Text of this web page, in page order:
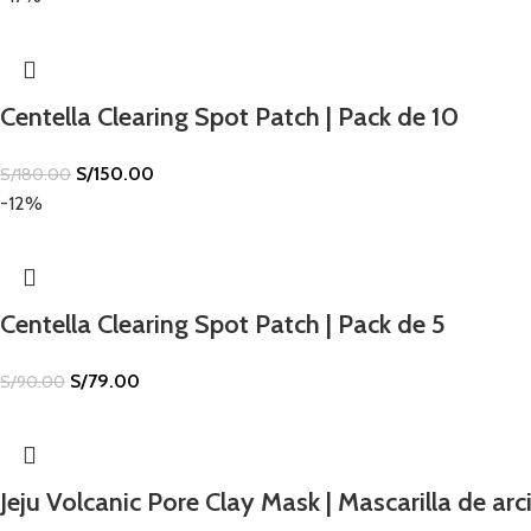
Centella Clearing Spot Patch | Pack de 10
S/180.00 S/150.00
-12%
Centella Clearing Spot Patch | Pack de 5
S/90.00 S/79.00
Jeju Volcanic Pore Clay Mask | Mascarilla de